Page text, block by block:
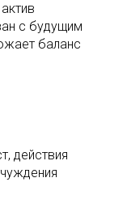
с будущим
баланс
действия